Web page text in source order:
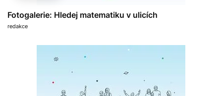
Fotogalerie: Hledej matematiku v ulicích
redakce